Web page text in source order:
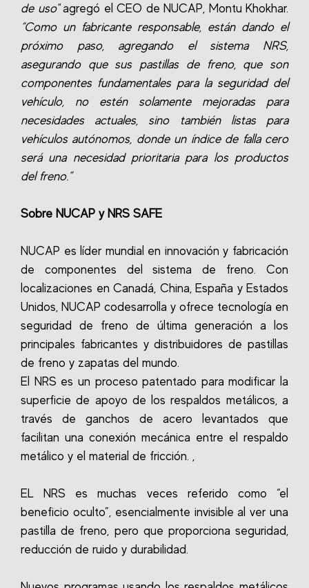
de uso"agregó el CEO de NUCAP, Montu Khokhar.
“Como un fabricante responsable, están dando el
próximo paso, agregando el sistema NRS,
asegurando que sus pastillas de freno, que son
componentes fundamentales para la seguridad del
vehículo, no estén solamente mejoradas para
necesidades actuales, sino también listas para
vehículos autónomos, donde un índice de falla cero
será una necesidad prioritaria para los productos
del freno.”
Sobre NUCAP y NRS SAFE
NUCAP es líder mundial en innovación y fabricación
de componentes del sistema de freno. Con
localizaciones en Canadá, China, España y Estados
Unidos, NUCAP codesarrolla y ofrece tecnología en
seguridad de freno de última generación a los
principales fabricantes y distribuidores de pastillas
de freno y zapatas del mundo.
El NRS es un proceso patentado para modificar la
superficie de apoyo de los respaldos metálicos, a
través de ganchos de acero levantados que
facilitan una conexión mecánica entre el respaldo
metálico y el material de fricción. ,
EL NRS es muchas veces referido como “el
beneficio oculto”, esencialmente invisible al ver una
pastilla de freno, pero que proporciona seguridad,
reducción de ruido y durabilidad.